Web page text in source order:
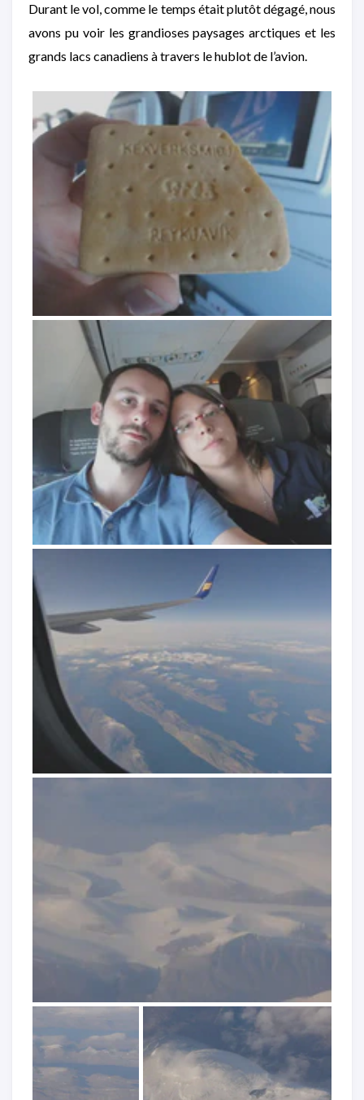
Durant le vol, comme le temps était plutôt dégagé, nous
avons pu voir les grandioses paysages arctiques et les
grands lacs canadiens à travers le hublot de l’avion.